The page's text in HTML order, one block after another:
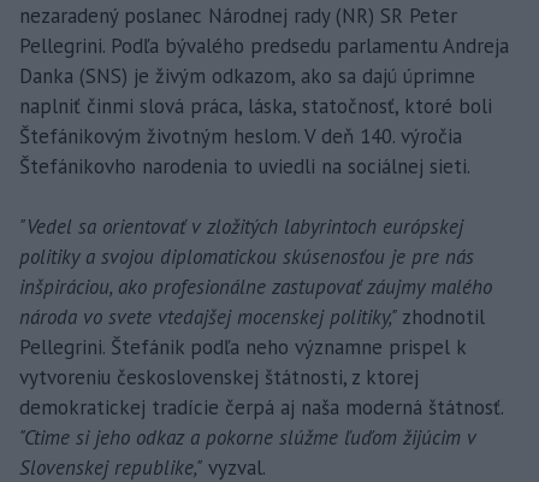
nezaradený poslanec Národnej rady (NR) SR Peter
Pellegrini. Podľa bývalého predsedu parlamentu Andreja
Danka (SNS) je živým odkazom, ako sa dajú úprimne
naplniť činmi slová práca, láska, statočnosť, ktoré boli
Štefánikovým životným heslom. V deň 140. výročia
Štefánikovho narodenia to uviedli na sociálnej sieti.
"Vedel sa orientovať v zložitých labyrintoch európskej
politiky a svojou diplomatickou skúsenosťou je pre nás
inšpiráciou, ako profesionálne zastupovať záujmy malého
národa vo svete vtedajšej mocenskej politiky," zhodnotil
Pellegrini. Štefánik podľa neho významne prispel k
vytvoreniu československej štátnosti, z ktorej
demokratickej tradície čerpá aj naša moderná štátnosť.
"Ctime si jeho odkaz a pokorne slúžme ľuďom žijúcim v
Slovenskej republike," vyzval.